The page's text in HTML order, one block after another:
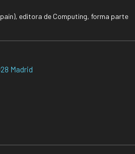
editora de Computing, forma parte
Madrid